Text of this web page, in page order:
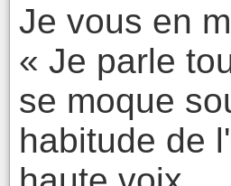
Je vous en
« Je parle
se moque
habitude de